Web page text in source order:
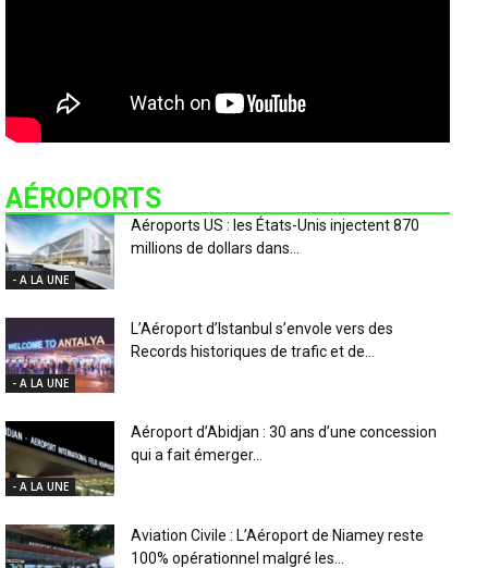
AÉROPORTS
- A LA UNE
Aéroports US : les États-Unis injectent 870
millions de dollars dans...
- A LA UNE
L’Aéroport d’Istanbul s’envole vers des
Records historiques de trafic et de...
- A LA UNE
Aéroport d’Abidjan : 30 ans d’une concession
qui a fait émerger...
Aviation Civile : L’Aéroport de Niamey reste
100% opérationnel malgré les...